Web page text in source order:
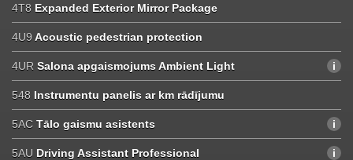
4T8 Expanded Exterior Mirror Package
4U9 Acoustic pedestrian protection
4UR Salona apgaismojums Ambient Light
548 Instrumentu panelis ar km rādījumu
5AC Tālo gaismu asistents
5AU Driving Assistant Professional